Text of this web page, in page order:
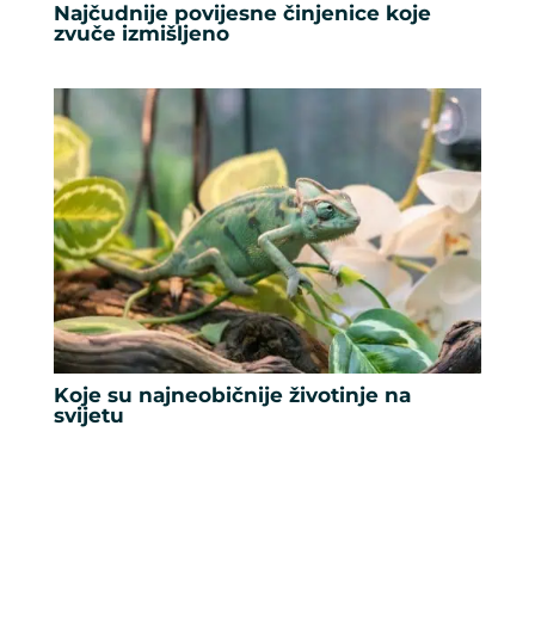
Najčudnije povijesne činjenice koje
zvuče izmišljeno
Koje su najneobičnije životinje na
svijetu